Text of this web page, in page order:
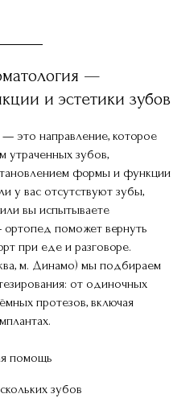
—
и эстетики зубов
это направление, которое
утраченных зубов,
формы и функции
у вас отсутствуют зубы,
вы испытываете
поможет вернуть
при еде и разговоре.
м. Динамо) мы подбираем
от одиночных
протезов, включая
помощь
зубов